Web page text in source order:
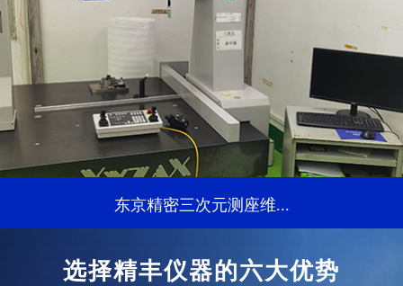
东京精密三次元测座维...
...
选择精丰仪器的六大优势